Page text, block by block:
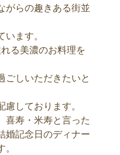
がらの趣きある街並
ます。
る美濃のお料理を
ごしいただきたいと
しております。
喜寿・米寿と言った
婚記念日のディナー